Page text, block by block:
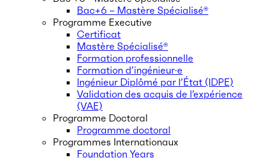
Bac+6 – Mastère Spécialisé®
Programme Executive
Certificat
Mastère Spécialisé®
Formation professionnelle
Formation d’ingénieur·e
Ingénieur Diplômé par l’État (IDPE)
Validation des acquis de l’expérience
(VAE)
Programme Doctoral
Programme doctoral
Programmes Internationaux
Foundation Years